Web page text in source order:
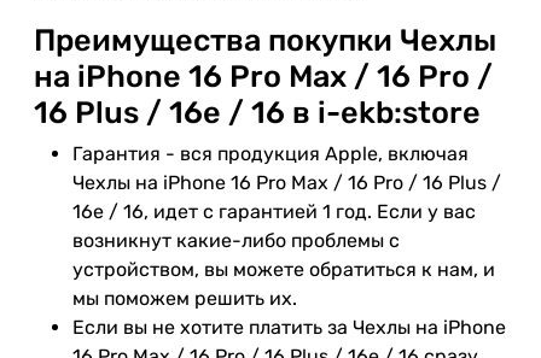
Преимущества покупки Чехлы
на iPhone 16 Pro Max / 16 Pro /
16 Plus / 16e / 16 в i-ekb:store
Гарантия - вся продукция Apple, включая
Чехлы на iPhone 16 Pro Max / 16 Pro / 16 Plus /
16e / 16, идет с гарантией 1 год. Если у вас
возникнут какие-либо проблемы с
устройством, вы можете обратиться к нам, и
мы поможем решить их.
Если вы не хотите платить за Чехлы на iPhone